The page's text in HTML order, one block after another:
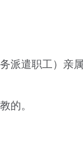
派遣职工）
的。